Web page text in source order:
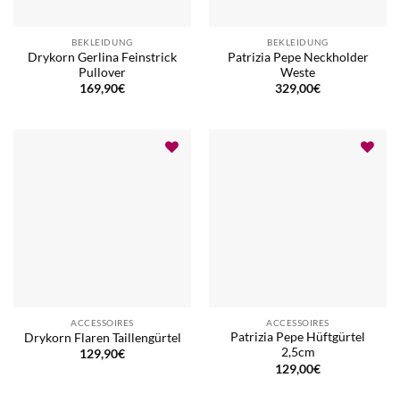
BEKLEIDUNG
Drykorn Gerlina Feinstrick
Pullover
169,90€
BEKLEIDUNG
Patrizia Pepe Neckholder
Weste
329,00€
ACCESSOIRES
Drykorn Flaren Taillengürtel
129,90€
ACCESSOIRES
Patrizia Pepe Hüftgürtel
2,5cm
129,00€